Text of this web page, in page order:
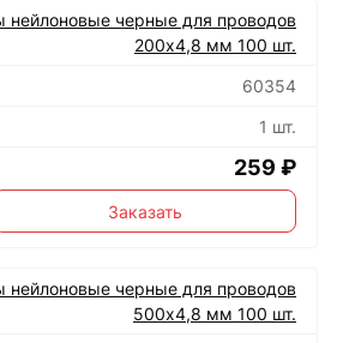
нейлоновые черные для проводов
200х4,8 мм 100 шт.
60354
1 шт.
259 ₽
Заказать
нейлоновые черные для проводов
500х4,8 мм 100 шт.